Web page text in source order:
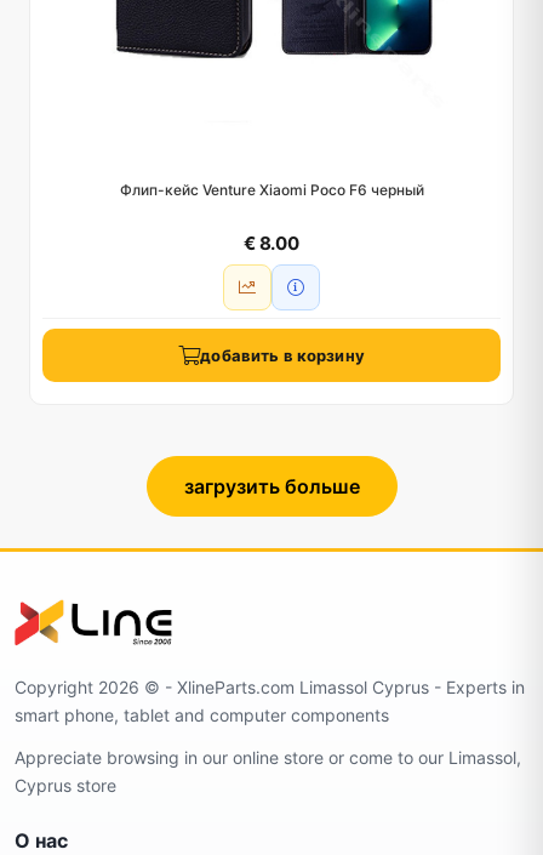
Флип-кейс Venture Xiaomi Poco F6 черный
€ 8.00
добавить в корзину
загрузить больше
Copyright 2026 ©️ - XlineParts.com Limassol Cyprus - Experts in
smart phone, tablet and computer components
Appreciate browsing in our online store or come to our Limassol,
Cyprus store
О нас